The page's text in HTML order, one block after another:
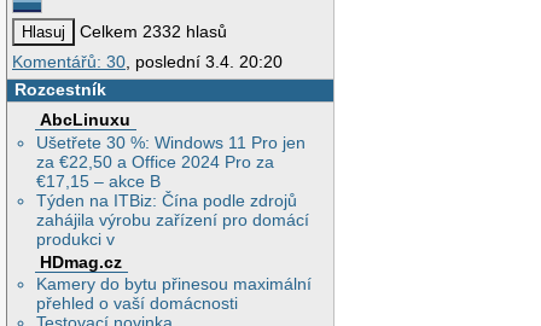
Celkem 2332 hlasů
Komentářů: 30, poslední 3.4. 20:20
Rozcestník
AbcLinuxu
Ušetřete 30 %: Windows 11 Pro jen
za €22,50 a Office 2024 Pro za
€17,15 – akce B
Týden na ITBiz: Čína podle zdrojů
zahájila výrobu zařízení pro domácí
produkci v
HDmag.cz
Kamery do bytu přinesou maximální
přehled o vaší domácnosti